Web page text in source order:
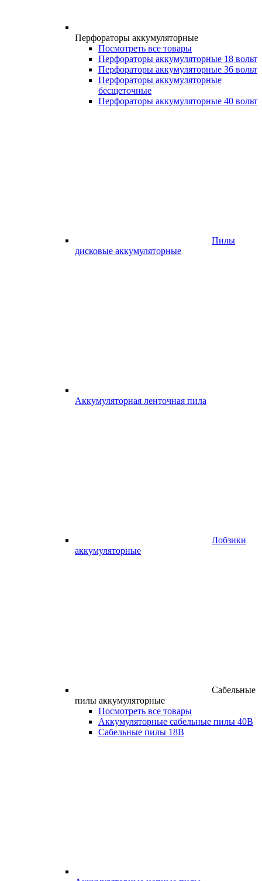
Перфораторы аккумуляторные
Посмотреть все товары
Перфораторы аккумуляторные 18 вольт
Перфораторы аккумуляторные 36 вольт
Перфораторы аккумуляторные
бесщеточные
Перфораторы аккумуляторные 40 вольт
Пилы
дисковые аккумуляторные
Аккумуляторная ленточная пила
Лобзики
аккумуляторные
Сабельные
пилы аккумуляторные
Посмотреть все товары
Аккумуляторные сабельные пилы 40В
Сабельные пилы 18В